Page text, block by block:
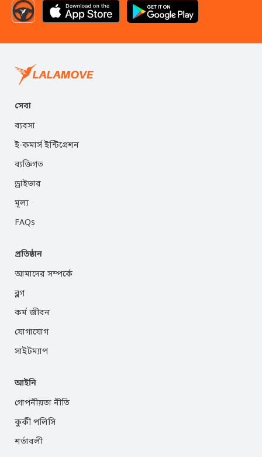
সেবা
ব্যবসা
ই-কমার্স ইন্টিগ্রেশন
ব্যক্তিগত
ড্রাইভার
মূল্য
FAQs
প্রতিষ্ঠান
আমাদের সম্পর্কে
ব্লগ
কর্ম জীবন
যোগাযোগ
সাইটম্যাপ
আইনি
গোপনীয়তা নীতি
কুকী পলিসি
শর্তাবলী